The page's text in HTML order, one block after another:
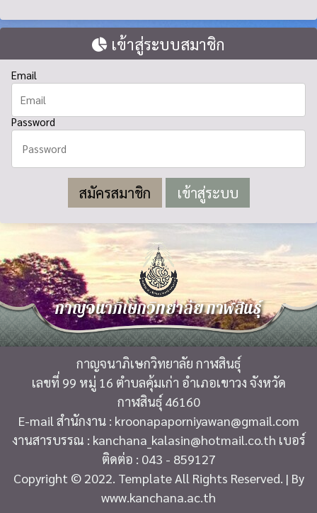
เข้าสู่ระบบสมาชิก
Email
Password
สมัครสมาชิก
กาญจนาภิเษกวิทยาลัย กาฬสินธุ์
กาญจนาภิเษกวิทยาลัย กาฬสินธุ์
เลขที่ 99 หมู่ 16 ตำบลคุ้มเก่า อำเภอเขาวง จังหวัด
กาฬสินธุ์ 46160
E-mail สำนักงาน : kroonapaporniyawan@gmail.com
งานสารบรรณ : kanchana_kalasin@hotmail.co.th เบอร์
ติดต่อ : 043 - 859127
Copyright © 2022. Template All Rights Reserved. | By
www.kanchana.ac.th